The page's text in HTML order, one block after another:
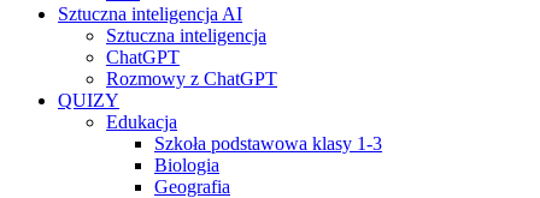
Sztuczna inteligencja AI
Sztuczna inteligencja
ChatGPT
Rozmowy z ChatGPT
QUIZY
Edukacja
Szkoła podstawowa klasy 1-3
Biologia
Geografia